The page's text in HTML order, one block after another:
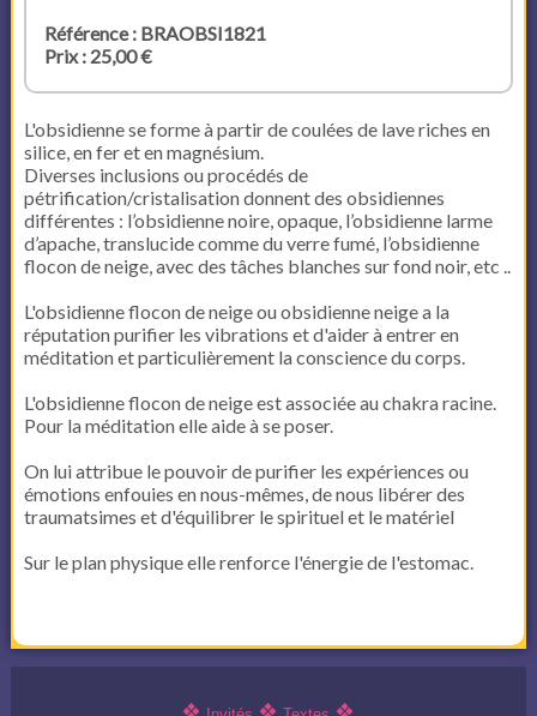
Référence : BRAOBSI1821
Prix : 25,00 €
L'obsidienne se forme à partir de coulées de lave riches en
silice, en fer et en magnésium.
Diverses inclusions ou procédés de
pétrification/cristalisation donnent des obsidiennes
différentes : l’obsidienne noire, opaque, l’obsidienne larme
d’apache, translucide comme du verre fumé, l’obsidienne
flocon de neige, avec des tâches blanches sur fond noir, etc ..
L'obsidienne flocon de neige ou obsidienne neige a la
réputation purifier les vibrations et d'aider à entrer en
méditation et particulièrement la conscience du corps.
L'obsidienne flocon de neige est associée au chakra racine.
Pour la méditation elle aide à se poser.
On lui attribue le pouvoir de purifier les expériences ou
émotions enfouies en nous-mêmes, de nous libérer des
traumatsimes et d'équilibrer le spirituel et le matériel
Sur le plan physique elle renforce l'énergie de l'estomac.